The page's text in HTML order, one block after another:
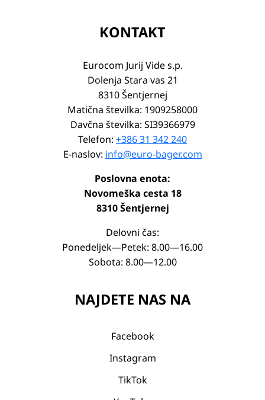
KONTAKT
Eurocom Jurij Vide s.p.
Dolenja Stara vas 21
8310 Šentjernej
Matična številka: 1909258000
Davčna številka: SI39366979
Telefon: +386 31 342 240
E-naslov: info@euro-bager.com
Poslovna enota:
Novomeška cesta 18
8310 Šentjernej
Delovni čas:
Ponedeljek—Petek: 8.00—16.00
Sobota: 8.00—12.00
NAJDETE NAS NA
Facebook
Instagram
TikTok